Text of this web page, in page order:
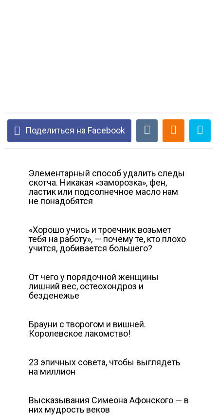
Поделиться на Facebook
Элементарный способ удалить следы
скотча. Никакая «заморозка», фен,
ластик или подсолнечное масло нам
не понадобятся
«Хорошо учись и троечник возьмет
тебя на работу», — почему те, кто плохо
учится, добивается большего?
От чего у порядочной женщины
лишний вес, остеохондроз и
безденежье
Брауни с творогом и вишней.
Королевское лакомство!
23 эпичных совета, чтобы выглядеть
на миллион
Высказывания Симеона Афонского — в
них мудрость веков